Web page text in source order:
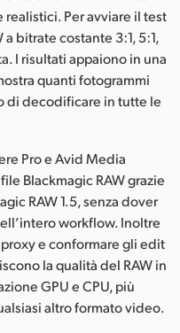
Per avviare il test
bitrate costante 3:1, 5:1,
I risultati appaiono in una
quanti fotogrammi
di decodificare in tutte le
Pro e Avid Media
Blackmagic RAW grazie
RAW 1.5, senza dover
workflow. Inoltre
e conformare gli edit
la qualità del RAW in
GPU e CPU, più
altro formato video.